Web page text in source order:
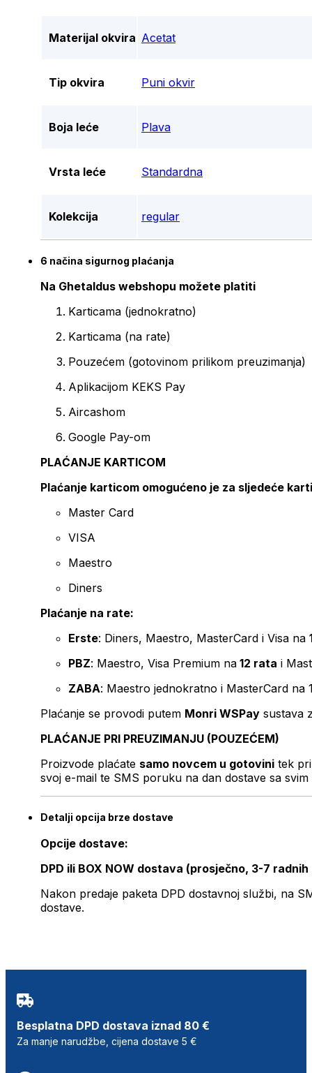
Materijal okvira Acetat
Tip okvira Puni okvir
Boja leće Plava
Vrsta leće Standardna
Kolekcija regular
6 načina sigurnog plaćanja
Na Ghetaldus webshopu možete platiti
Karticama (jednokratno)
Karticama (na rate)
Pouzećem (gotovinom prilikom preuzimanja)
Aplikacijom KEKS Pay
Aircashom
Google Pay-om
PLAĆANJE KARTICOM
Plaćanje karticom omogućeno je za sljedeće
Master Card
VISA
Maestro
Diners
Plaćanje na rate:
Erste: Diners, Maestro, MasterCard i Visa na
PBZ: Maestro, Visa Premium na 12 rata i
ZABA: Maestro jednokratno i MasterCard na
Plaćanje se provodi putem Monri WSPay sustava
PLAĆANJE PRI PREUZIMANJU (POUZEĆEM)
Proizvode plaćate samo novcem u gotovini tek
svoj e-mail te SMS poruku na dan dostave sa svim
Detalji opcija brze dostave
Opcije dostave:
DPD ili BOX NOW dostava (prosječno, 3-7 radnih
Nakon predaje paketa DPD dostavnoj službi, na
dostave.
Besplatna DPD dostava iznad 80 €
Za manje narudžbe, cijena dostave 5 €